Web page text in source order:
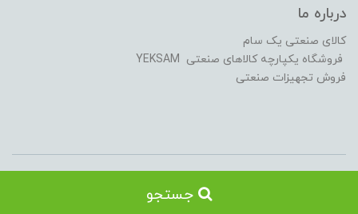
درباره ما
کالای صنعتی یک سام
فروشگاه یکپارچه کالاهای صنعتی YEKSAM
فروش تجهیزات صنعتی
2018-2021 YEKSAM T.L. All rights reserved